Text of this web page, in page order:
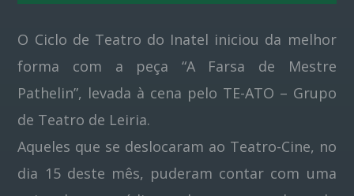
Google+
Pinterest
O Ciclo de Teatro do Inatel iniciou da melhor
forma com a peça “A Farsa de Mestre
Pathelin”, levada à cena pelo TE-ATO – Grupo
de Teatro de Leiria.
Aqueles que se deslocaram ao Teatro-Cine, no
dia 15 deste mês, puderam contar com uma